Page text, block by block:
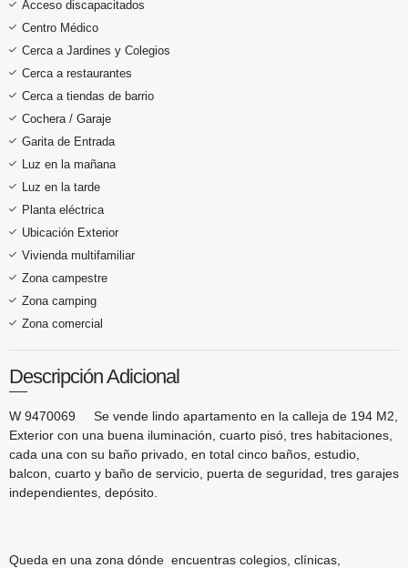
Acceso discapacitados
Centro Médico
Cerca a Jardines y Colegios
Cerca a restaurantes
Cerca a tiendas de barrio
Cochera / Garaje
Garita de Entrada
Luz en la mañana
Luz en la tarde
Planta eléctrica
Ubicación Exterior
Vivienda multifamiliar
Zona campestre
Zona camping
Zona comercial
Descripción Adicional
W 9470069 Se vende lindo apartamento en la calleja de 194 M2,
Exterior con una buena iluminación, cuarto pisó, tres habitaciones,
cada una con su baño privado, en total cinco baños, estudio,
balcon, cuarto y baño de servicio, puerta de seguridad, tres garajes
independientes, depósito.
Queda en una zona dónde encuentras colegios, clínicas,